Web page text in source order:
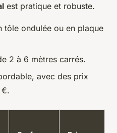
est pratique et robuste.
tôle ondulée ou en plaque
2 à 6 mètres carrés.
avec des prix
€.